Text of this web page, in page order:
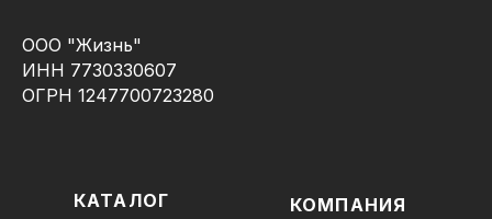
ООО "Жизнь"
ИНН 7730330607
ОГРН 1247700723280
КАТАЛОГ КОМПАНИЯ